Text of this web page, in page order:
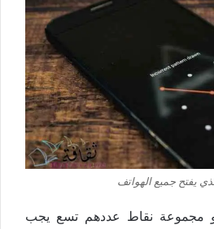
يفتح جميع الهواتف
مجموعة نقاط عددهم تسع يجب